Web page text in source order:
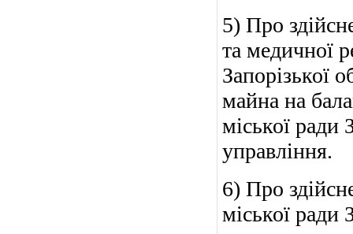
5) Про
та медичної
Запорізької
майна на
міської ради
управління.
6) Про
міської ради